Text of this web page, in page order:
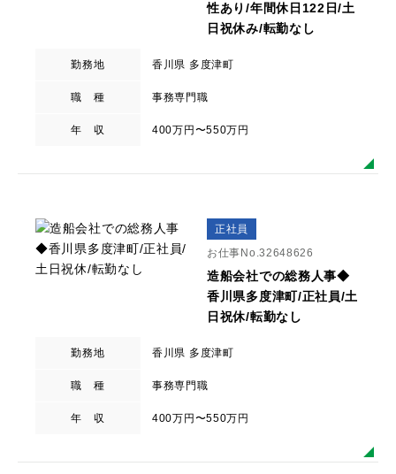
性あり/年間休日122日/土
日祝休み/転勤なし
勤務地 香川県 多度津町
職 種 事務専門職
年 収 400万円〜550万円
正社員
お仕事No.32648626
造船会社での総務人事◆
香川県多度津町/正社員/土
日祝休/転勤なし
勤務地 香川県 多度津町
職 種 事務専門職
年 収 400万円〜550万円